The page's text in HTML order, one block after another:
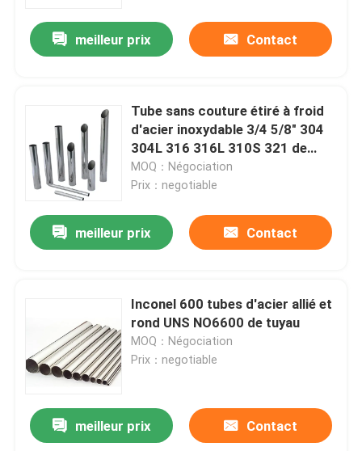
meilleur prix Contact
Tube sans couture étiré à froid
d'acier inoxydable 3/4 5/8" 304
304L 316 316L 310S 321 de
pouce 3/8" 5/16"
MOQ：Négociation
Prix：negotiable
meilleur prix Contact
Inconel 600 tubes d'acier allié et
rond UNS NO6600 de tuyau
MOQ：Négociation
Prix：negotiable
meilleur prix Contact